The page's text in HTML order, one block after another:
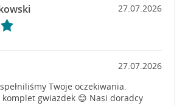
27.07.2026
27.07.2026
Twoje oczekiwania.
komplet gwiazdek 😊 Nasi doradcy